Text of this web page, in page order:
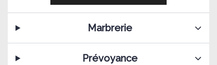
Marbrerie
Prévoyance